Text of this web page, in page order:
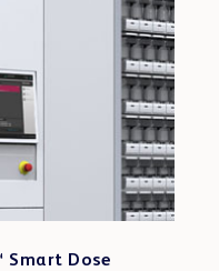
Smart Dose